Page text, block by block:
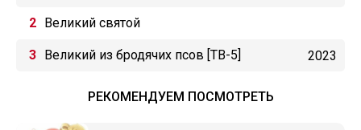
Великий святой
Великий из бродячих псов [ТВ-5] 2023
РЕКОМЕНДУЕМ ПОСМОТРЕТЬ